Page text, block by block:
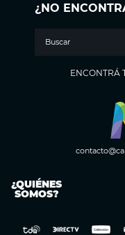
¿NO
ENCONTRÁ
¿QUIÉNES
SOMOS?